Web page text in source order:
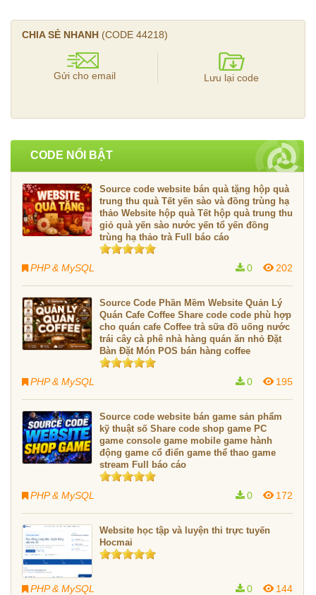
CHIA SẺ NHANH (CODE 44218)
Gửi cho email Lưu lại code
CODE NỔI BẬT
Source code website bán quà tặng hộp quà
trung thu quà Tết yến sào và đồng trùng hạ
thảo Website hộp quà Tết hộp quà trung thu
giỏ quà yến sào nước yến tổ yến đồng
trùng hạ thảo trà Full báo cáo
PHP & MySQL 202
0
Source Code Phần Mềm Website Quản Lý
Quán Cafe Coffee Share code code phù hợp
cho quán cafe Coffee trà sữa đồ uống nước
trái cây cà phê nhà hàng quán ăn nhỏ Đặt
Bàn Đặt Món POS bán hàng coffee
PHP & MySQL 195
0
Source code website bán game sản phẩm
kỹ thuật số Share code shop game PC
game console game mobile game hành
động game cổ điển game thể thao game
stream Full báo cáo
PHP & MySQL 172
0
Website học tập và luyện thi trực tuyến
Hocmai
PHP & MySQL 144
0